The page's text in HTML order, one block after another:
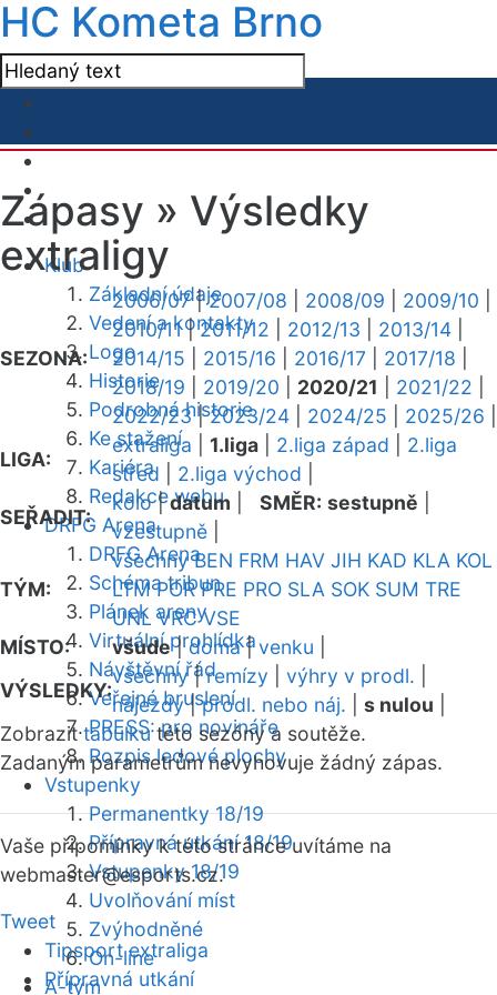
HC Kometa Brno
Klub
Základní údaje
Vedení a kontakty
Logo
Historie
Podrobná historie
Ke stažení
Kariéra
Redakce webu
DRFG Arena
DRFG Arena
Schéma tribun
Plánek areny
Virtuální prohlídka
Návštěvní řád
Veřejné bruslení
PRESS: pro novináře
Rozpis ledové plochy
Vstupenky
Permanentky 18/19
Přípravná utkání 18/19
Vstupenky 18/19
Uvolňování míst
Zvýhodněné
On-line
A-tým
Zápasy » Výsledky
extraligy
SEZONA:
2006/07|2007/08 2008/09 2009/10
2010/11|2011/12 2012/13 2013/14
2014/15
2015/16 2016/17 2017/18
2018/19
2019/20 2020/21 2021/22
2022/23|2023/24 2024/25 2025/26
LIGA:
extraliga 1.liga 2.liga západ
2.liga
střed
2.liga východ
SEŘADIT:
kolo|datum SMĚR: sestupně
vzestupně
TÝM:
všechny BEN FRM HAV JIH KAD KLA KOL
LTM POR PRE PRO SLA SOK SUM TRE
UNL VRC VSE
MÍSTO:
všude|doma|venku
VÝSLEDKY:
všechny|remízy výhry v prodl.
nájezdy|prodl. nebo náj. s nulou
Zobrazittabulkutéto sezóny a soutěže.
Zadaným parametrům nevyhovuje žádný zápas.
Vaše připomínky k této stránce uvítáme na
webmaster@esports.cz.
Tweet
Tipsport extraliga
Přípravná utkání